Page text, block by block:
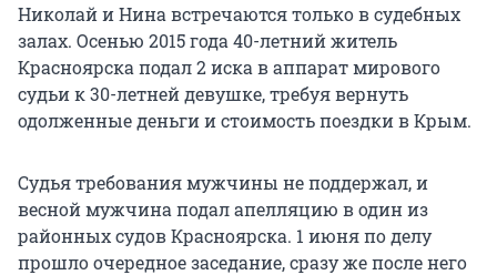
Николай и Нина встречаются только в судебных
залах. Осенью 2015 года 40-летний житель
Красноярска подал 2 иска в аппарат мирового
судьи к 30-летней девушке, требуя вернуть
одолженные деньги и стоимость поездки в Крым.
Судья требования мужчины не поддержал, и
весной мужчина подал апелляцию в один из
районных судов Красноярска. 1 июня по делу
прошло очередное заседание, сразу же после него